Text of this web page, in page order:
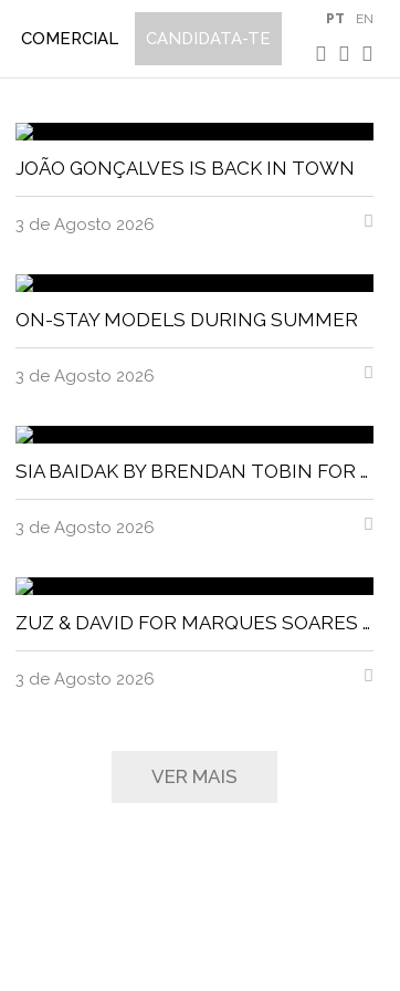
COMERCIAL CANDIDATA-TE
PT EN
JOÃO GONÇALVES IS BACK IN TOWN
3 de Agosto 2026
ON-STAY MODELS DURING SUMMER
3 de Agosto 2026
SIA BAIDAK BY BRENDAN TOBIN FOR MISC MAGAZINE
3 de Agosto 2026
ZUZ & DAVID FOR MARQUES SOARES MAGNITUDE MAGAZINE
3 de Agosto 2026
VER MAIS